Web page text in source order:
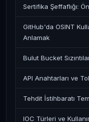
Sertifika Şeffaflığı:
GitHub'da OSINT
Anlamak
Bulut Bucket
API Anahtarları ve
Tehdit İstihbaratı
IOC Türleri ve